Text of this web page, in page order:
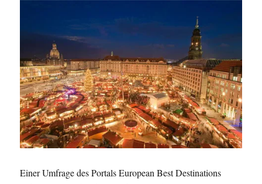
Einer Umfrage des Portals European Best Destinations